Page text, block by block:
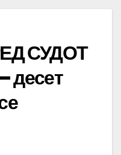
СУДОТ